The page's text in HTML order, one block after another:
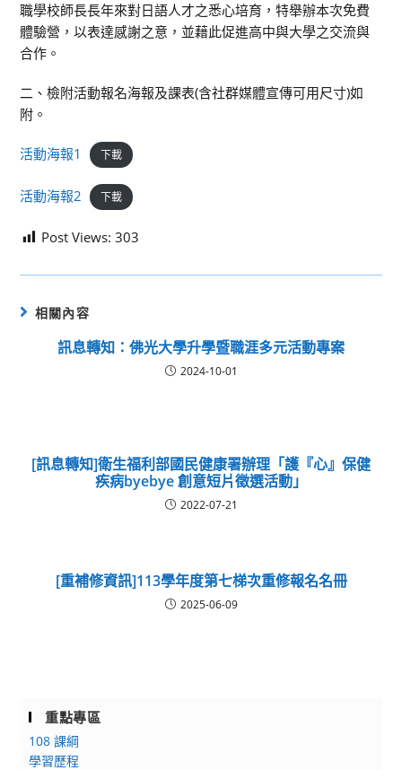
職學校師長長年來對日語人才之悉心培育，特舉辦本次免費
體驗營，以表達感謝之意，並藉此促進高中與大學之交流與
合作。
二、檢附活動報名海報及課表(含社群媒體宣傳可用尺寸)如
附。
活動海報1 下載
活動海報2 下載
Post Views: 303
相關內容
訊息轉知：佛光大學升學暨職涯多元活動專案
2024-10-01
[訊息轉知]衛生福利部國民健康署辦理「護『心』保健
疾病byebye 創意短片徵選活動」
2022-07-21
[重補修資訊]113學年度第七梯次重修報名名冊
2025-06-09
重點專區
108 課綱
學習歷程